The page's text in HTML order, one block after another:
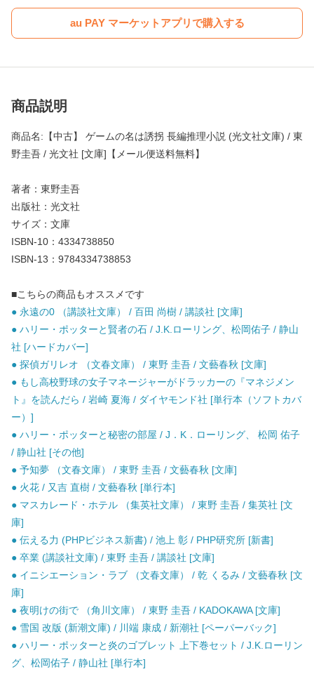
au PAY マーケットアプリで購入する
商品説明
商品名:【中古】 ゲームの名は誘拐 長編推理小説 (光文社文庫) / 東
野圭吾 / 光文社 [文庫]【メール便送料無料】
著者：東野圭吾
出版社：光文社
サイズ：文庫
ISBN-10：4334738850
ISBN-13：9784334738853
■こちらの商品もオススメです
● 永遠の0 （講談社文庫） / 百田 尚樹 / 講談社 [文庫]
● ハリー・ポッターと賢者の石 / J.K.ローリング、松岡佑子 / 静山
社 [ハードカバー]
● 探偵ガリレオ （文春文庫） / 東野 圭吾 / 文藝春秋 [文庫]
● もし高校野球の女子マネージャーがドラッカーの『マネジメン
ト』を読んだら / 岩崎 夏海 / ダイヤモンド社 [単行本（ソフトカバ
ー）]
● ハリー・ポッターと秘密の部屋 / J．K．ローリング、 松岡 佑子
/ 静山社 [その他]
● 予知夢 （文春文庫） / 東野 圭吾 / 文藝春秋 [文庫]
● 火花 / 又吉 直樹 / 文藝春秋 [単行本]
● マスカレード・ホテル （集英社文庫） / 東野 圭吾 / 集英社 [文
庫]
● 伝える力 (PHPビジネス新書) / 池上 彰 / PHP研究所 [新書]
● 卒業 (講談社文庫) / 東野 圭吾 / 講談社 [文庫]
● イニシエーション・ラブ （文春文庫） / 乾 くるみ / 文藝春秋 [文
庫]
● 夜明けの街で （角川文庫） / 東野 圭吾 / KADOKAWA [文庫]
● 雪国 改版 (新潮文庫) / 川端 康成 / 新潮社 [ペーパーバック]
● ハリー・ポッターと炎のゴブレット 上下巻セット / J.K.ローリン
グ、松岡佑子 / 静山社 [単行本]